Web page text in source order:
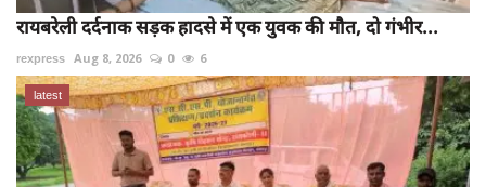
रायबरेली दर्दनाक सड़क हादसे में एक युवक की मौत, दो गंभीर...
rexpress Aug 8, 2026 0 6
latest